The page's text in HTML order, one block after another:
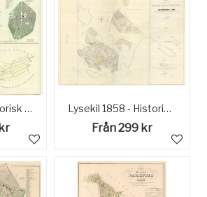
Lund 1853 - Historisk karta Lysekil 1858 - Historisk Karta
Från 299 kr